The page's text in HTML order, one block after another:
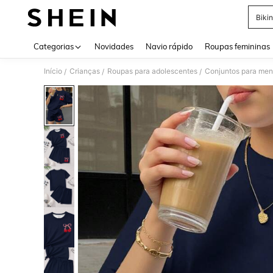
Categorias Novidades Navio rápido Roupas femininas
Início / Crianças / Roupas para adolescentes / Conjuntos para